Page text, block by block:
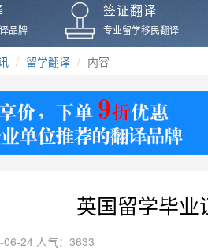
疫苗本翻译
新冠疫苗
核酸检测
译
品牌
签证翻译
专业留学移民翻译
留学翻译 内容
英国留学毕业
06-24 人气：3633